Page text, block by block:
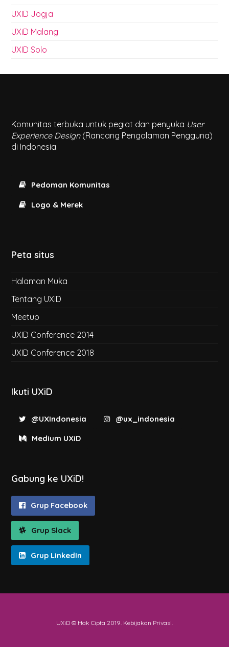
UXID Jogja
UXiD Malang
UXID Solo
Komunitas terbuka untuk pegiat dan penyuka User
Experience Design(Rancang Pengalaman Pengguna)
di Indonesia.
Pedoman Komunitas
Logo & Merek
Peta situs
Halaman Muka
Tentang UXiD
Meetup
UXID Conference 2014
UXID Conference 2018
Ikuti UXiD
@UXIndonesia @ux_indonesia
Medium UXiD
Gabung ke UXiD!
Grup Facebook
Grup Slack
Grup LinkedIn
UXiD © Hak Cipta 2019. Kebijakan Privasi.